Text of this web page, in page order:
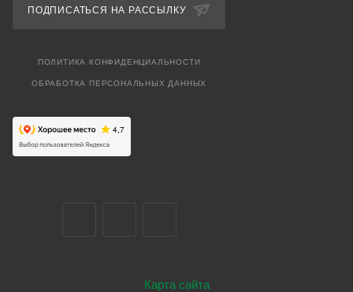
ПОДПИСАТЬСЯ НА РАССЫЛКУ
ПОЛИТИКА КОНФИДЕНЦИАЛЬНОСТИ
ОБРАБОТКА ПЕРСОНАЛЬНЫХ ДАННЫХ
Карта сайта